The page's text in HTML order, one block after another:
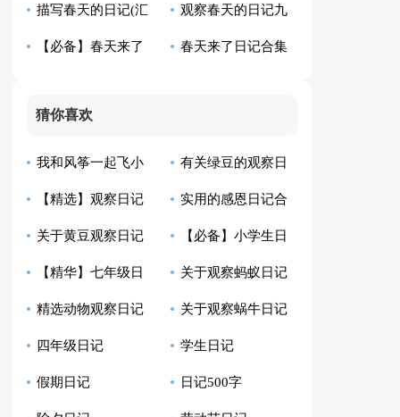
七篇 的日记集合6篇
描写春天的日记(汇
编15篇)
观察春天的日记九
篇
【必备】春天来了 春天来了日记合集
猜你喜欢
我和风筝一起飞小
学生日记
有关绿豆的观察日
记模板汇总10篇
【精选】观察日记
汇总9篇
实用的感恩日记合
集8篇
关于黄豆观察日记
合集八篇
【必备】小学生日
记范文汇总四篇
【精华】七年级日
记集锦10篇
关于观察蚂蚁日记
范文6篇
精选动物观察日记
四篇
关于观察蜗牛日记
范文七篇
四年级日记 学生日记
假期日记 日记500字